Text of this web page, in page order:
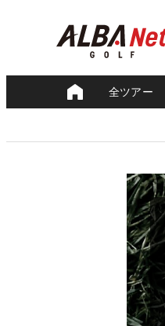
全ツアー